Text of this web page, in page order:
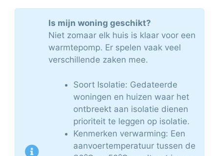
Is mijn woning geschikt?
Niet zomaar elk huis is klaar voor een
warmtepomp. Er spelen vaak veel
verschillende zaken mee.
Soort Isolatie: Gedateerde
woningen en huizen waar het
ontbreekt aan isolatie dienen
prioriteit te leggen op isolatie.
Kenmerken verwarming: Een
aanvoertemperatuur tussen de